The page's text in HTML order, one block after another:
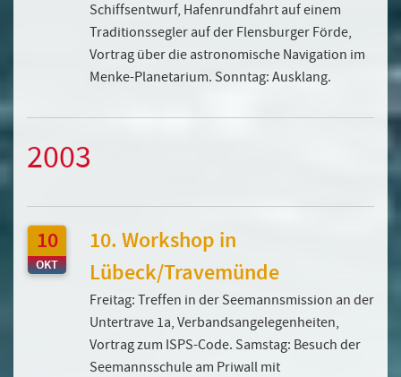
Schiffsentwurf, Hafenrundfahrt auf einem
Traditionssegler auf der Flensburger Förde,
Vortrag über die astronomische Navigation im
Menke-Planetarium. Sonntag: Ausklang.
2003
10
OKT
10. Workshop in
Lübeck/Travemünde
Freitag: Treffen in der Seemannsmission an der
Untertrave 1a, Verbandsangelegenheiten,
Vortrag zum ISPS-Code. Samstag: Besuch der
Seemannsschule am Priwall mit